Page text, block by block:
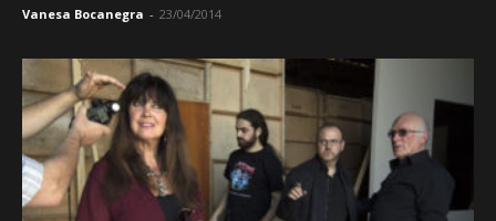
Vanesa Bocanegra - 23/04/2014